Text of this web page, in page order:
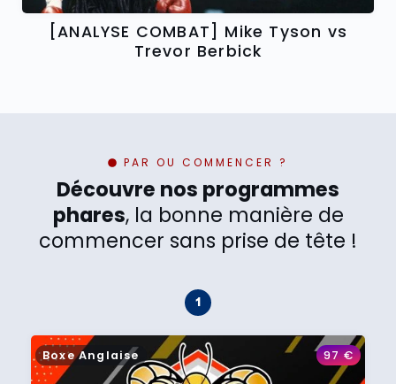
[ANALYSE COMBAT] Mike Tyson vs
Trevor Berbick
PAR OU COMMENCER ?
Découvre nos programmes
phares, la bonne manière de
commencer sans prise de tête !
Boxe Anglaise 97€